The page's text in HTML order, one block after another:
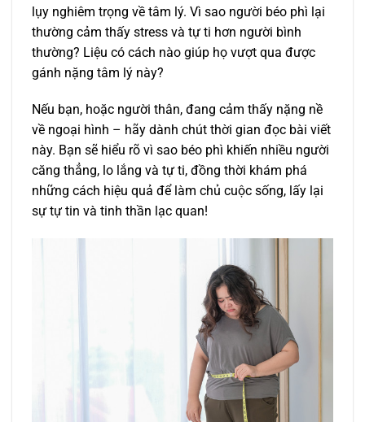
lụy nghiêm trọng về tâm lý. Vì sao người béo phì lại
thường cảm thấy stress và tự ti hơn người bình
thường? Liệu có cách nào giúp họ vượt qua được
gánh nặng tâm lý này?
Nếu bạn, hoặc người thân, đang cảm thấy nặng nề
về ngoại hình – hãy dành chút thời gian đọc bài viết
này. Bạn sẽ hiểu rõ vì sao béo phì khiến nhiều người
căng thẳng, lo lắng và tự ti, đồng thời khám phá
những cách hiệu quả để làm chủ cuộc sống, lấy lại
sự tự tin và tinh thần lạc quan!